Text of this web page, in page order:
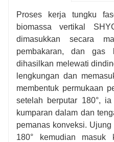
menggunakan pompa
mensirkulasikan
mentransfer energi panas
kemudian kembali ke
pemanasan ulang.Ini
tinggi pada tekanan
kontrol lingkungan
tinggi. Sistem ini memiliki
yang tinggi, mudah
merupakan peralatan
ideal yang aman, efisien,
Proses kerja tungku
biomassa vertikal
dimasukkan secara
pembakaran, dan gas
dihasilkan melewati
lengkungan dan
membentuk permukaan
setelah berputar 180°,
kumparan dalam dan
pemanas konveksi.
180° kemudian masuk